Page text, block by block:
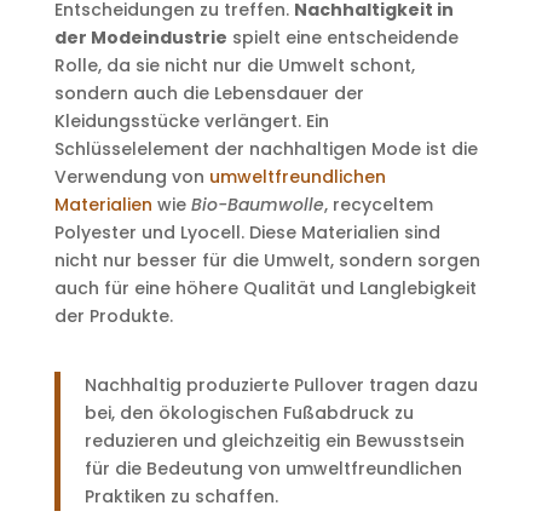
Entscheidungen zu treffen. Nachhaltigkeit in
der Modeindustrie spielt eine entscheidende
Rolle, da sie nicht nur die Umwelt schont,
sondern auch die Lebensdauer der
Kleidungsstücke verlängert. Ein
Schlüsselelement der nachhaltigen Mode ist die
Verwendung von umweltfreundlichen
Materialien wie Bio-Baumwolle, recyceltem
Polyester und Lyocell. Diese Materialien sind
nicht nur besser für die Umwelt, sondern sorgen
auch für eine höhere Qualität und Langlebigkeit
der Produkte.
Nachhaltig produzierte Pullover tragen dazu
bei, den ökologischen Fußabdruck zu
reduzieren und gleichzeitig ein Bewusstsein
für die Bedeutung von umweltfreundlichen
Praktiken zu schaffen.